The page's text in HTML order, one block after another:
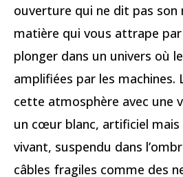
ouverture qui ne dit pas son
matière qui vous attrape
plonger dans un univers où
amplifiées par les machines.
cette atmosphère avec une
un cœur blanc, artificiel
vivant, suspendu dans
câbles fragiles comme des